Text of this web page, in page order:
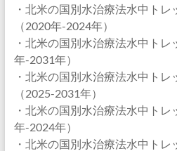
・北米の国別水治療法水中ト
（2020年-2024年）
・北米の国別水治療法水中ト
年-2031年）
・北米の国別水治療法水中ト
（2025-2031年）
・北米の国別水治療法水中ト
年-2024年）
・北米の国別水治療法水中ト